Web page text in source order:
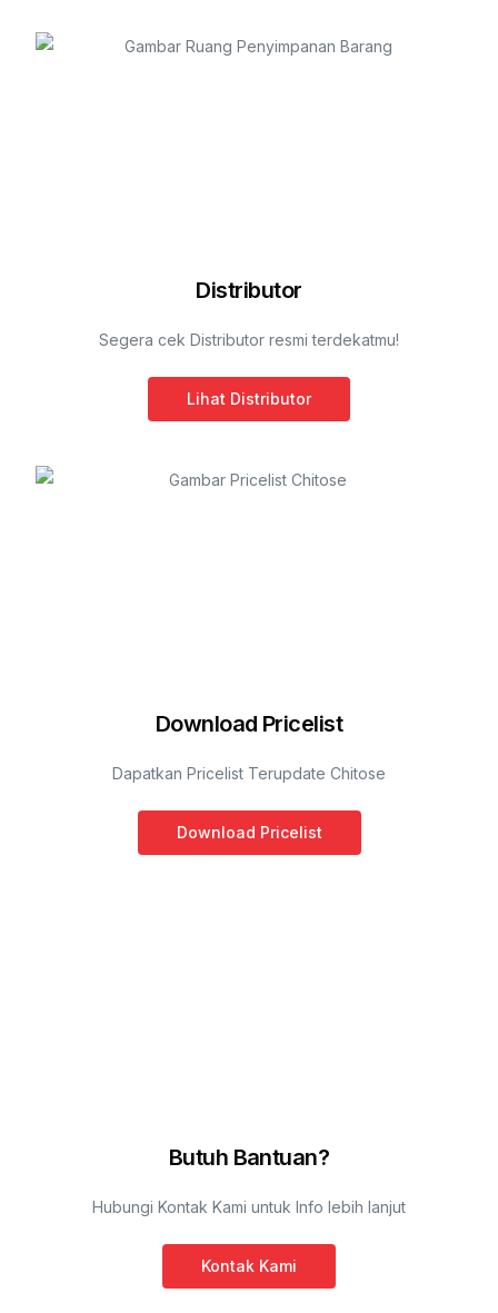
Distributor
Segera cek Distributor resmi terdekatmu!
Lihat Distributor
Download Pricelist
Dapatkan Pricelist Terupdate Chitose
Download Pricelist
Butuh Bantuan?
Hubungi Kontak Kami untuk Info lebih lanjut
Kontak Kami